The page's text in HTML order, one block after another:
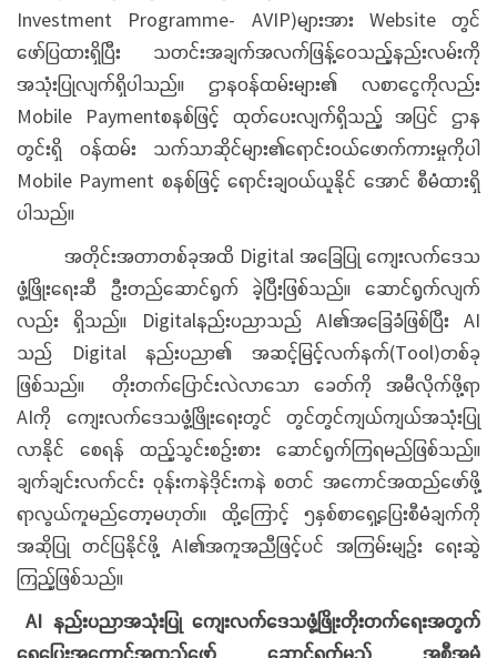
Investment Programme- AVIP)များအား Website တွင်
ဖော်ပြထားရှိပြီး သတင်းအချက်အလက်ဖြန့်ဝေသည့်နည်းလမ်းကို
အသုံးပြုလျက်ရှိပါသည်။ ဌာနဝန်ထမ်းများ၏ လစာငွေကိုလည်း
Mobile Paymentစနစ်ဖြင့် ထုတ်ပေးလျက်ရှိသည့် အပြင် ဌာန
တွင်းရှိ ဝန်ထမ်း သက်သာဆိုင်များ၏ရောင်းဝယ်ဖောက်ကားမှုကိုပါ
Mobile Payment စနစ်ဖြင့် ရောင်းချဝယ်ယူနိုင် အောင် စီမံထားရှိ
ပါသည်။
အတိုင်းအတာတစ်ခုအထိ Digital အခြေပြု ကျေးလက်ဒေသ
ဖွံ့ဖြိုးရေးဆီ ဦးတည်ဆောင်ရွက် ခဲ့ပြီးဖြစ်သည်။ ဆောင်ရွက်လျက်
လည်း ရှိသည်။ Digitalနည်းပညာသည် AI၏အခြေခံဖြစ်ပြီး AI
သည် Digital နည်းပညာ၏ အဆင့်မြင့်လက်နက်(Tool)တစ်ခု
ဖြစ်သည်။ တိုးတက်ပြောင်းလဲလာသော ခေတ်ကို အမီလိုက်ဖို့ရာ
AIကို ကျေးလက်ဒေသဖွံ့ဖြိုးရေးတွင် တွင်တွင်ကျယ်ကျယ်အသုံးပြု
လာနိုင် စေရန် ထည့်သွင်းစဉ်းစား ဆောင်ရွက်ကြရမည်ဖြစ်သည်။
ချက်ချင်းလက်ငင်း ဝုန်းကနဲဒိုင်းကနဲ စတင် အကောင်အထည်ဖော်ဖို့
ရာလွယ်ကူမည်တော့မဟုတ်။ ထို့ကြောင့် ၅နှစ်စာရှေ့ပြေးစီမံချက်ကို
အဆိုပြု တင်ပြနိုင်ဖို့ AI၏အကူအညီဖြင့်ပင် အကြမ်းမျဉ်း ရေးဆွဲ
ကြည့်ဖြစ်သည်။
AI နည်းပညာအသုံးပြု ကျေးလက်ဒေသဖွံ့ဖြိုးတိုးတက်ရေးအတွက်